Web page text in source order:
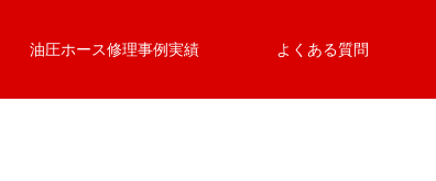
油圧ホース修理事例実績 よくある質問